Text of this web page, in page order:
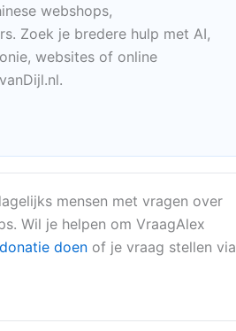
webshops,
Zoek je bredere hulp met AI,
websites of online
mensen met vragen over
Wil je helpen om VraagAlex
doen of je vraag stellen via